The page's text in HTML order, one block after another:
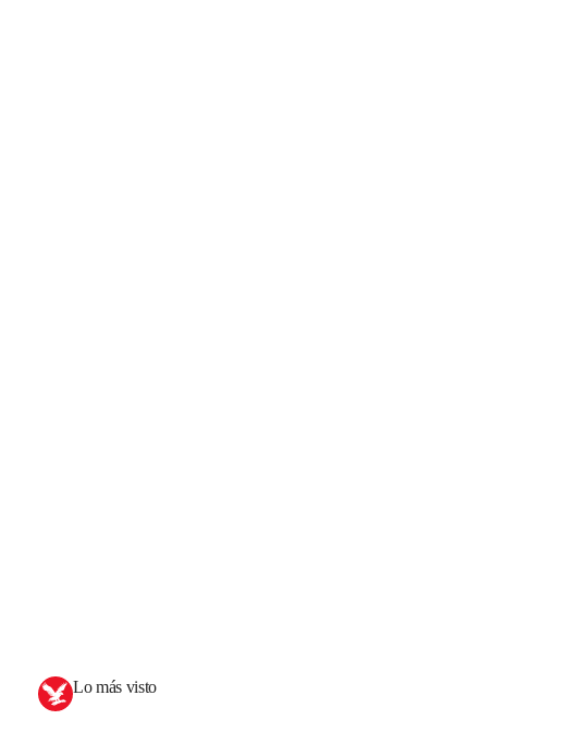
Lo más visto